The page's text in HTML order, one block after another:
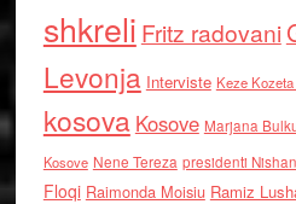
shkreli Fritz radovani
Levonja Interviste Keze
kosova Kosove Marjana
Kosove Nene Tereza presidenti
Floqi Raimonda Moisiu Ramiz